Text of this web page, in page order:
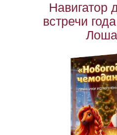
Навигатор
встречи